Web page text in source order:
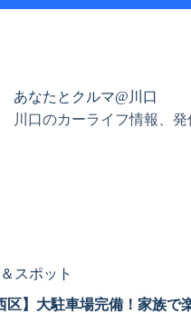
あなたとクルマ@川口
川口のカーライフ情報、発
スポット
区】大駐車場完備！家族